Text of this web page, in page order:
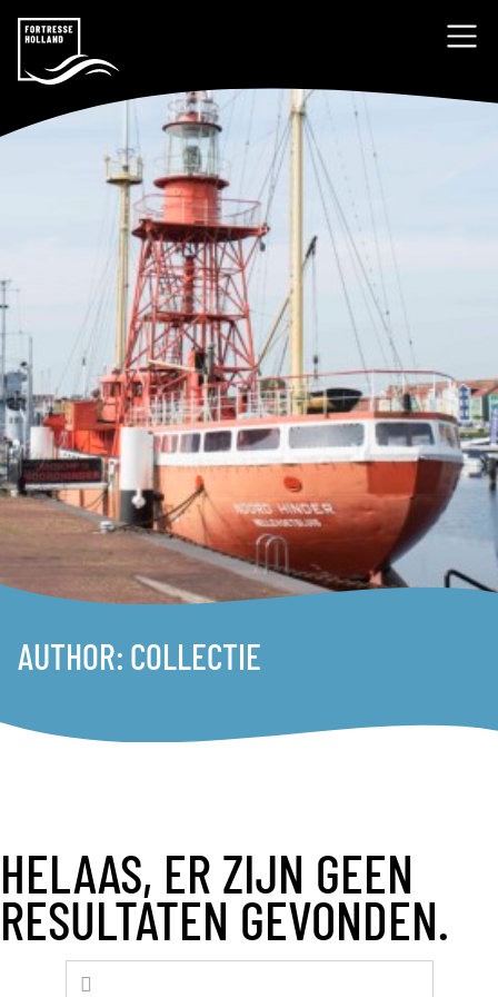
AUTHOR: COLLECTIE
HELAAS, ER ZIJN GEEN
RESULTATEN GEVONDEN.